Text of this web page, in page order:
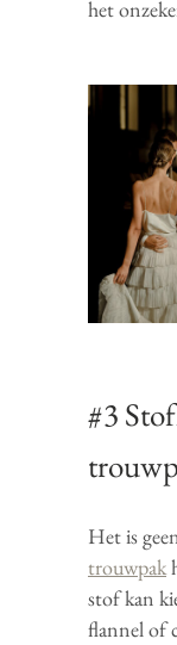
het
#3
Het is
trouwpak
stof kan
flannel of